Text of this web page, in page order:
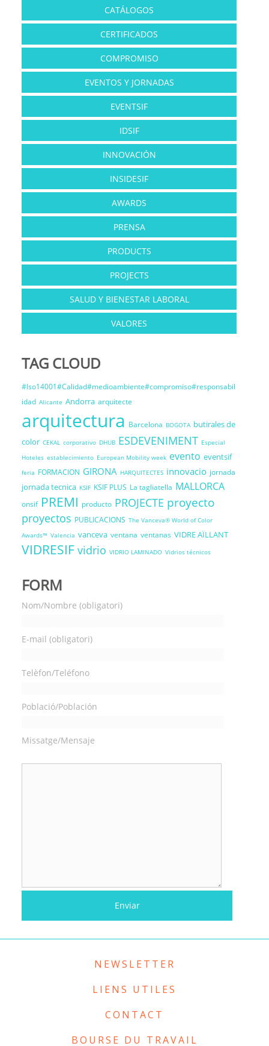
CATÁLOGOS
CERTIFICADOS
COMPROMISO
EVENTOS Y JORNADAS
EVENTSIF
IDSIF
INNOVACIÓN
INSIDESIF
AWARDS
PRENSA
PRODUCTS
PROJECTS
SALUD Y BIENESTAR LABORAL
VALORES
TAG CLOUD
#Iso14001#Calidad#medioambiente#compromiso#responsabil
idad Alicante Andorra arquitecte
arquitectura Barcelona BOGOTA butirales de
color CEKAL corporativo DHUB ESDEVENIMENT Especial
Hoteles establecimiento European Mobility week evento eventsif
feria FORMACION GIRONA HARQUITECTES innovacio jornada
jornada tecnica KSIF KSIF PLUS La tagliatella MALLORCA
onsif PREMI producto PROJECTE proyecto
proyectos PUBLICACIONS The Vanceva® World of Color
Awards™ Valencia vanceva ventana ventanas VIDRE AÏLLANT
VIDRESIF vidrio VIDRIO LAMINADO Vidrios técnicos
FORM
Nom/Nombre (obligatori)
E-mail (obligatori)
Telèfon/Teléfono
Població/Población
Missatge/Mensaje
NEWSLETTER
LIENS UTILES
CONTACT
BOURSE DU TRAVAIL